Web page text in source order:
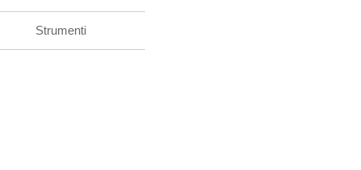
Strumenti